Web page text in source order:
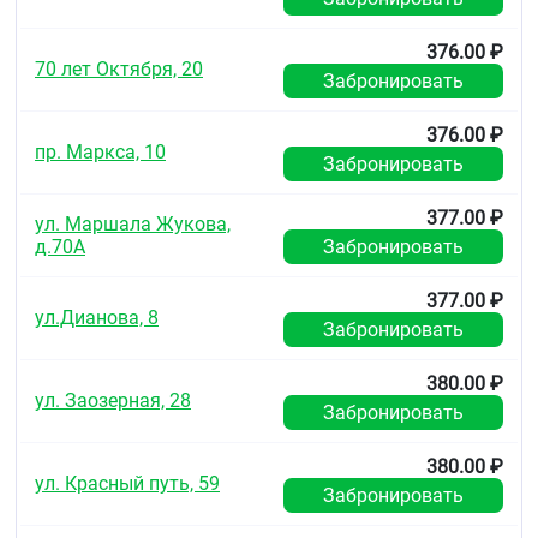
алюминиевый лак на основе красителя азорубин —
0,0408 мг алюминиевый лак на основе красителя
пунцовый [Понсо 4R] — 0,0328 мг).
Описание
Таблетки, покрытые плёночной оболочкой
поперечном разрезе ядро таблетки белого или
почти белого цвета.
Гиполипидемическое средство - ГМГ-КоА-
Код АТХ
70 лет Октября, 20
376.00 ₽
Забронировать
пр. Маркса, 10
376.00 ₽
Забронировать
ул. Маршала Жукова,
д.70А
377.00 ₽
Забронировать
ул.Дианова, 8
377.00 ₽
Забронировать
ул. Заозерная, 28
380.00 ₽
Забронировать
ул. Красный путь, 59
380.00 ₽
Забронировать